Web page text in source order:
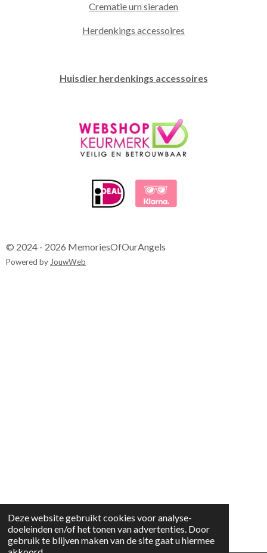
Deze website gebruikt cookies voor analyse-
doeleinden en/of het tonen van advertenties. Door
gebruik te blijven maken van de site gaat u hiermee
Crematie urn sieraden
Herdenkings accessoires
Huisdier herdenkings accessoires
© 2024 - 2026 MemoriesOfOurAngels
Powered byJouwWeb